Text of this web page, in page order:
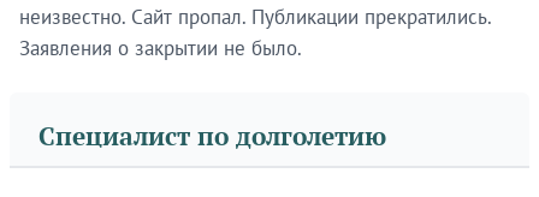
неизвестно. Сайт пропал. Публикации прекратились.
Заявления о закрытии не было.
Специалист по долголетию